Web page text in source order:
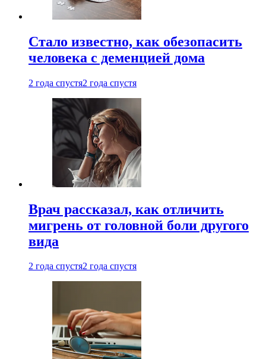
Стало известно, как обезопасить
человека с деменцией дома
2 года спустя2 года спустя
Врач рассказал, как отличить
мигрень от головной боли другого
вида
2 года спустя2 года спустя